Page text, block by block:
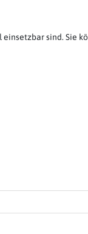
sind. Sie